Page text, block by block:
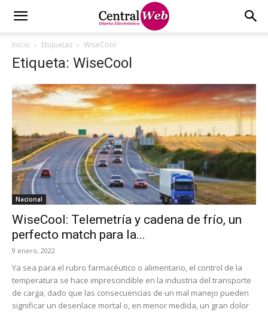
Inicio Etiquetas WiseCool
Etiqueta: WiseCool
Nacional
WiseCool: Telemetría y cadena de frío, un
perfecto match para la...
9 enero, 2022
Ya sea para el rubro farmacéutico o alimentario, el control de la
temperatura se hace imprescindible en la industria del transporte
de carga, dado que las consecuencias de un mal manejo pueden
significar un desenlace mortal o, en menor medida, un gran dolor